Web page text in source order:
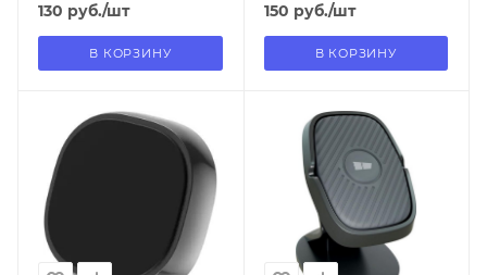
130 руб./шт
В КОРЗИНУ
150 руб./шт
В КОРЗИНУ
Отправим
18.08.2026
В наличии в пункте
самовывоза
Нет
Отправим
13.08.2026
В наличии в пункте
самовывоза